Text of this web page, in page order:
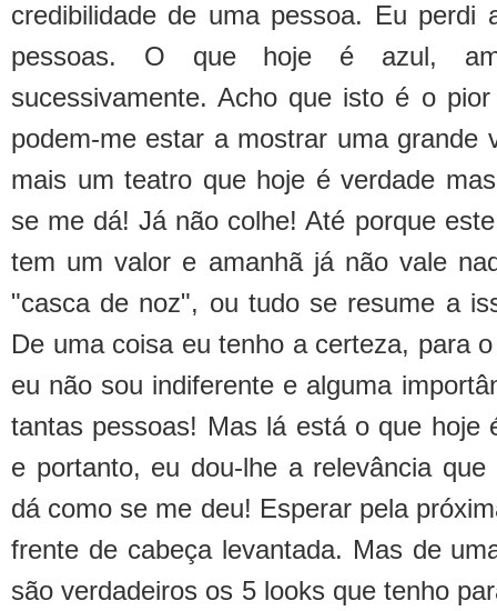
credibilidade de uma pessoa. Eu perdi
pessoas. O que hoje é azul,
sucessivamente. Acho que isto é o
podem-me estar a mostrar uma grande
mais um teatro que hoje é verdade
se me dá! Já não colhe! Até porque
tem um valor e amanhã já não vale
"casca de noz", ou tudo se resume a
De uma coisa eu tenho a certeza, para
eu não sou indiferente e alguma
tantas pessoas! Mas lá está o que hoje
e portanto, eu dou-lhe a relevância
dá como se me deu! Esperar pela
frente de cabeça levantada. Mas de
são verdadeiros os 5 looks que tenho